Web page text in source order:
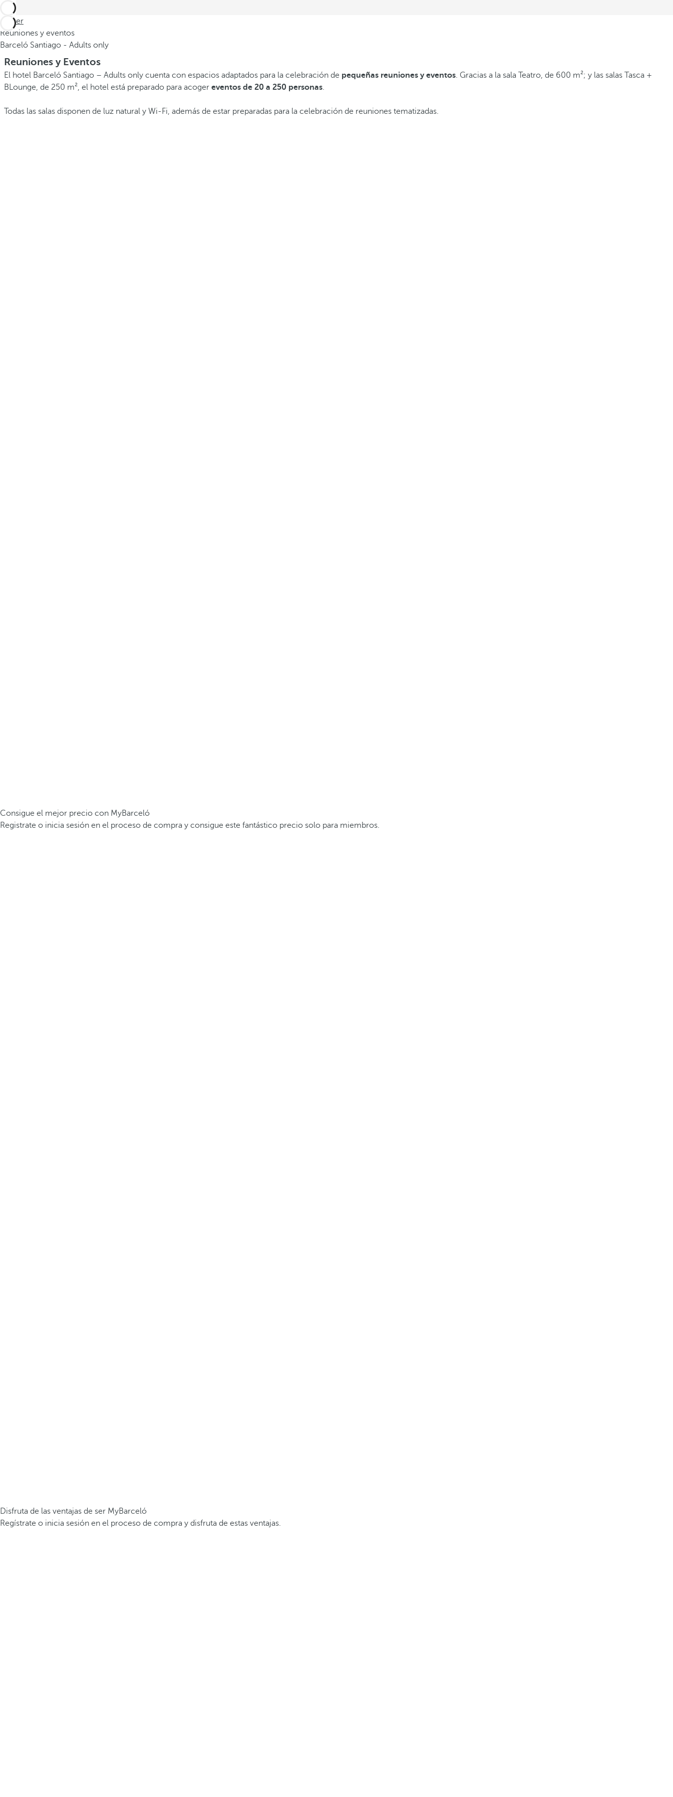
Volver
Reuniones y eventos
Barceló Santiago - Adults only
Reuniones y Eventos
El hotel Barceló Santiago – Adults only cuenta con espacios adaptados para la celebración de pequeñas reuniones y eventos. Gracias a la sala Teatro, de 600 m²; y las salas Tasca +
BLounge, de 250 m², el hotel está preparado para acoger eventos de 20 a 250 personas.
Todas las salas disponen de luz natural y Wi-Fi, además de estar preparadas para la celebración de reuniones tematizadas.
Consigue el mejor precio con MyBarceló
Registrate o inicia sesión en el proceso de compra y consigue este fantástico precio solo para miembros.
Disfruta de las ventajas de ser MyBarceló
Regístrate o inicia sesión en el proceso de compra y disfruta de estas ventajas.